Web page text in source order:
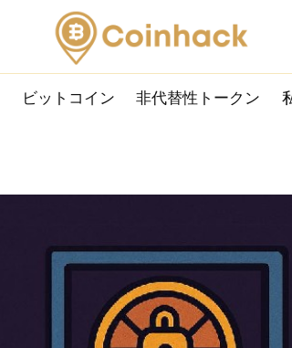
ビットコイン 非代替性トークン